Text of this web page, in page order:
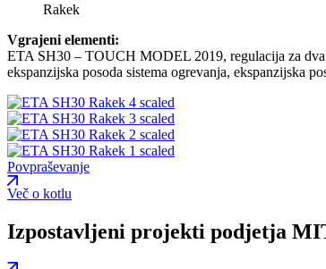
Rakek
Vgrajeni elementi:
ETA SH30 – TOUCH MODEL 2019, regulacija za
ekspanzijska posoda sistema ogrevanja, ekspanzijska
Povpraševanje
Več o kotlu
Izpostavljeni projekti podjetja